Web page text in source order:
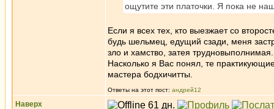
ощутите эти платочки. Я пока не
Если я всех тех, кто выезжает со
будь шельмец, едущий сзади, меня
зло и хамство, затея
Насколько я Вас понял, те
мастера бодхичитты.
Ответы на этот пост: андрей12
Наверх